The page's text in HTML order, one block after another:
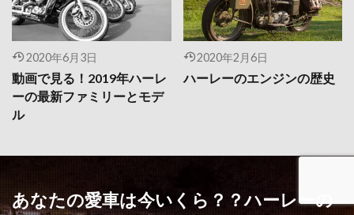
2020年6月3日
動画で見る！2019年ハーレ
ーの最新ファミリーとモデ
ル
2020年2月6日
ハーレーのエンジンの歴史
あなたの愛車は今いくら？？ハーレーの